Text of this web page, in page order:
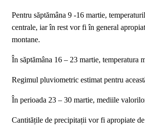
Pentru săptămâna 9 -16 martie,
centrale, iar în rest vor fi în general
montane.
În săptămâna 16 – 23 martie, temperatura
Regimul pluviometric estimat pentru
În perioada 23 – 30 martie, mediile
Cantitățile de precipitații vor fi apropiate